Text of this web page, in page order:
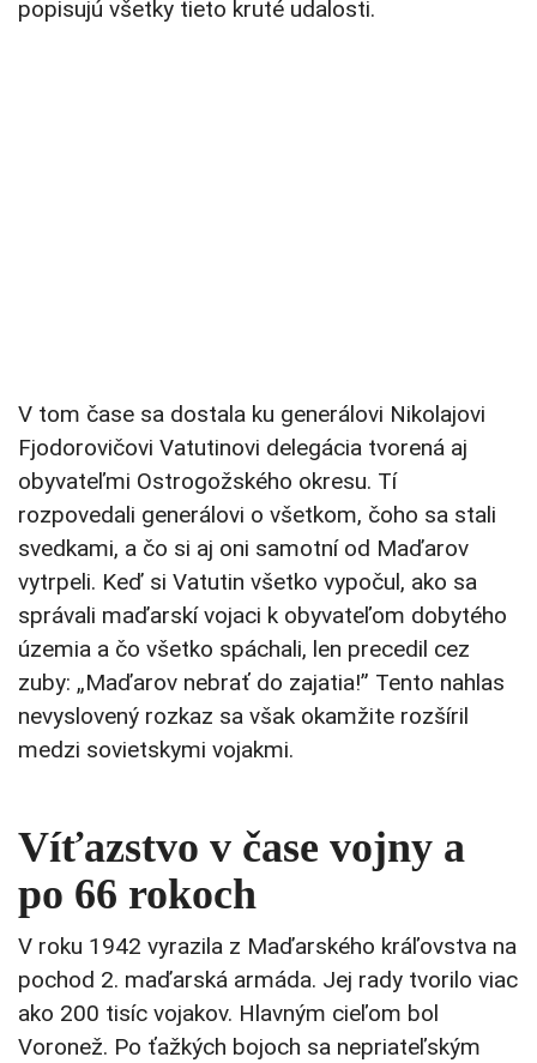
popisujú všetky tieto kruté udalosti.
V tom čase sa dostala ku generálovi Nikolajovi
Fjodorovičovi Vatutinovi delegácia tvorená aj
obyvateľmi Ostrogožského okresu. Tí
rozpovedali generálovi o všetkom, čoho sa stali
svedkami, a čo si aj oni samotní od Maďarov
vytrpeli. Keď si Vatutin všetko vypočul, ako sa
správali maďarskí vojaci k obyvateľom dobytého
územia a čo všetko spáchali, len precedil cez
zuby: „Maďarov nebrať do zajatia!” Tento nahlas
nevyslovený rozkaz sa však okamžite rozšíril
medzi sovietskymi vojakmi.
Víťazstvo v čase vojny a
po 66 rokoch
V roku 1942 vyrazila z Maďarského kráľovstva na
pochod 2. maďarská armáda. Jej rady tvorilo viac
ako 200 tisíc vojakov. Hlavným cieľom bol
Voronež. Po ťažkých bojoch sa nepriateľským